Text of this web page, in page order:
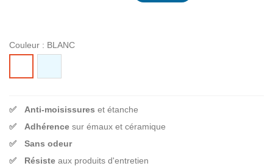
Couleur : BLANC
Anti-moisissures et étanche
Adhérence sur émaux et céramique
Sans odeur
Résiste aux produits d'entretien